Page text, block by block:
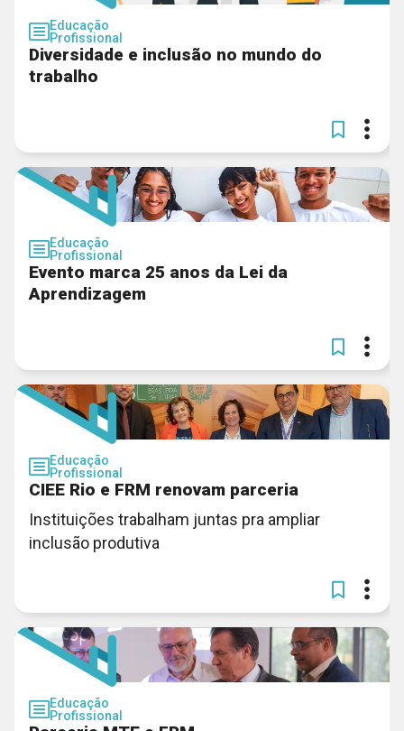
Educação
Profissional
Diversidade e inclusão no mundo do
trabalho
Educação
Profissional
Evento marca 25 anos da Lei da
Aprendizagem
Educação
Profissional
CIEE Rio e FRM renovam parceria
Instituições trabalham juntas pra ampliar
inclusão produtiva
Educação
Profissional